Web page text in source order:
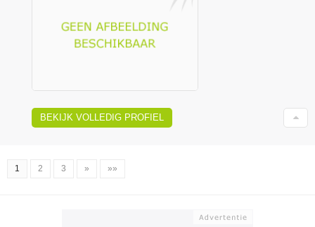
BEKIJK VOLLEDIG PROFIEL
1 2 3 » »»